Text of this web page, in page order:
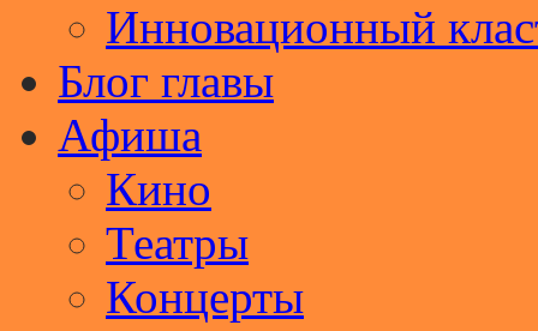
Инновационный
Блог главы
Афиша
Кино
Театры
Концерты